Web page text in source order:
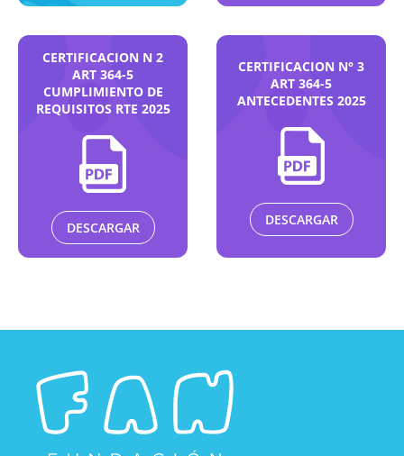
CERTIFICACION N 2
ART 364-5
CUMPLIMIENTO DE
REQUISITOS RTE 2025
DESCARGAR
CERTIFICACION N° 3
ART 364-5
ANTECEDENTES 2025
DESCARGAR